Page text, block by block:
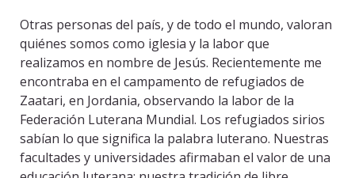
Otras personas del país, y de todo el mundo, valoran
quiénes somos como iglesia y la labor que
realizamos en nombre de Jesús. Recientemente me
encontraba en el campamento de refugiados de
Zaatari, en Jordania, observando la labor de la
Federación Luterana Mundial. Los refugiados sirios
sabían lo que significa la palabra luterano. Nuestras
facultades y universidades afirmaban el valor de una